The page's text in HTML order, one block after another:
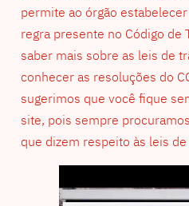
permite ao órgão
regra presente no Código de
saber mais sobre as leis de
conhecer as resoluções do
sugerimos que você fique
site, pois sempre
que dizem respeito às leis